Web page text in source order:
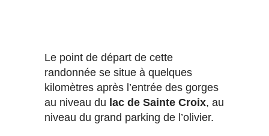
Le point de départ de cette
randonnée se situe à quelques
kilomètres après l’entrée des gorges
au niveau du lac de Sainte Croix, au
niveau du grand parking de l’olivier.